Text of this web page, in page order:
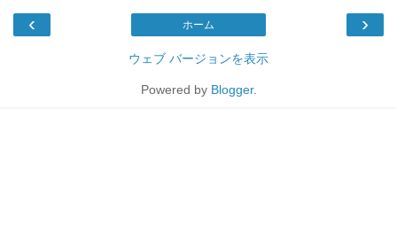
‹ ›
ホーム
ウェブ バージョンを表示
Powered by Blogger.